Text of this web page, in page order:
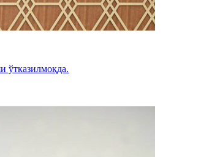
ўтказилмоқда.